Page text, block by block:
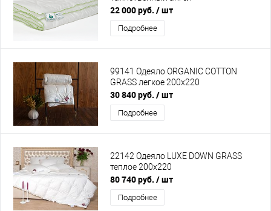
22 000 руб. / шт
Подробнее
99141 Одеяло ORGANIC СOTTON
GRASS легкое 200х220
30 840 руб. / шт
Подробнее
22142 Одеяло LUXE DOWN GRASS
теплое 200х220
80 740 руб. / шт
Подробнее